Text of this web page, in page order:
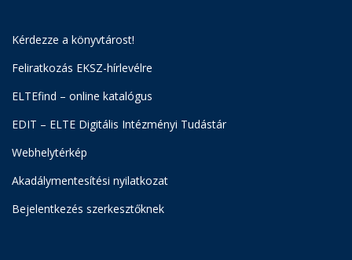
Kérdezze a könyvtárost!
Feliratkozás EKSZ-hírlevélre
ELTEfind – online katalógus
EDIT – ELTE Digitális Intézményi Tudástár
Webhelytérkép
Akadálymentesítési nyilatkozat
Bejelentkezés szerkesztőknek